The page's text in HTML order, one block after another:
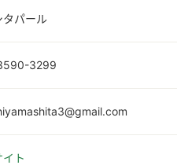
タパール
3299
ト